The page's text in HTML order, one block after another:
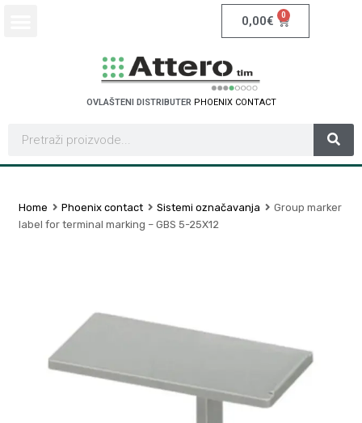
0,00€ 0
OVLAŠTENI DISTRIBUTER PHOENIX CONTACT
Home Phoenix contact Sistemi označavanja
Group marker
label for terminal marking – GBS 5-25X12